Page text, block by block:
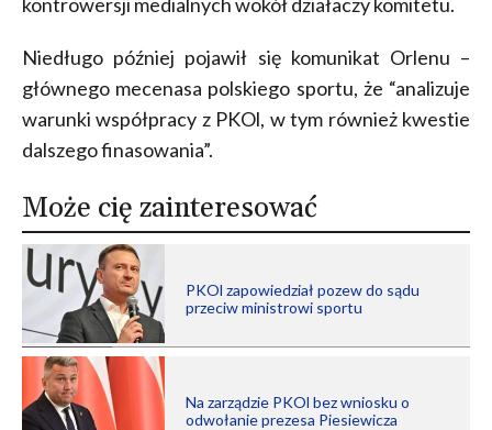
Niedługo później pojawił się komunikat Orlenu –
głównego mecenasa polskiego sportu, że “analizuje
warunki współpracy z PKOl, w tym również kwestie
dalszego finasowania”.
Może cię zainteresować
PKOl zapowiedział pozew do sądu
przeciw ministrowi sportu
Na zarządzie PKOl bez wniosku o
odwołanie prezesa Piesiewicza